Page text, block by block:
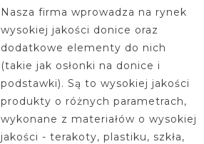
Nasza firma wprowadza na rynek
wysokiej jakości donice oraz
dodatkowe elementy do nich
(takie jak osłonki na donice i
podstawki). Są to wysokiej jakości
produkty o różnych parametrach,
wykonane z materiałów o wysokiej
jakości - terakoty, plastiku, szkła,